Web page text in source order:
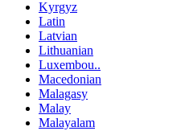
Kyrgyz
Latin
Latvian
Lithuanian
Luxembou..
Macedonian
Malagasy
Malay
Malayalam